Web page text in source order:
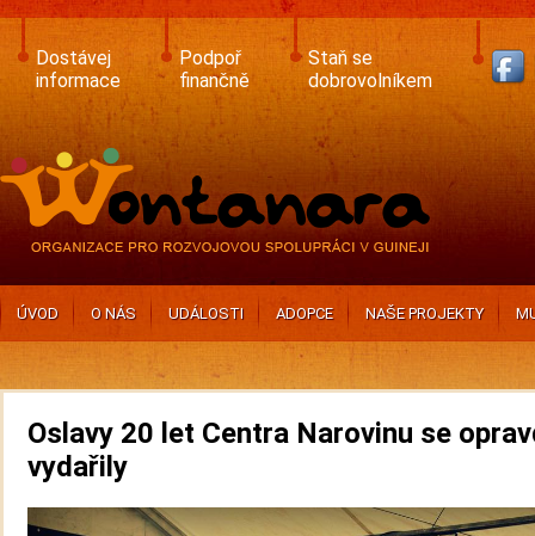
Skip
main
content
Dostávej
informace
Podpoř
finančně
Staň se
dobrovolníkem
ÚVOD O NÁS UDÁLOSTI ADOPCE NAŠE PROJEKTY
Oslavy 20 let Centra Narovinu se
vydařily